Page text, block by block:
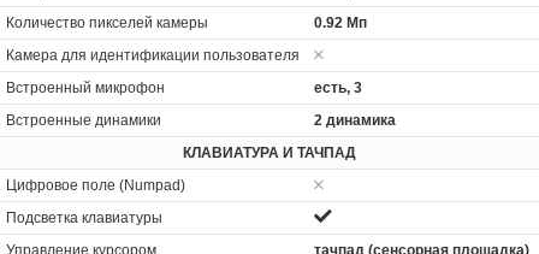
Количество пикселей камеры
0.92 Мп
Камера для идентификации пользователя
Встроенный микрофон
есть, 3
Встроенные динамики
2 динамика
КЛАВИАТУРА И ТАЧПАД
Цифровое поле (Numpad)
Подсветка клавиатуры
Управление курсором
тачпад (сенсорная площадка)